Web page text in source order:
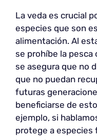
La veda es crucial
especies que son
alimentación. Al
se prohíbe la pesca
se asegura que no
que no puedan
futuras
beneficiarse de
ejemplo, si
protege a especies